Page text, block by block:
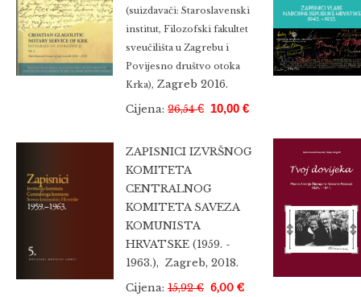
(suizdavači: Staroslavenski
institut, Filozofski fakultet
sveučilišta u Zagrebu i
Povijesno društvo otoka
Krka), Zagreb 2016.
Cijena: 26,54€ 10,00 €
ZAPISNICI IZVRŠNOG
KOMITETA
CENTRALNOG
KOMITETA SAVEZA
KOMUNISTA
HRVATSKE (1959. -
1963.), Zagreb, 2018.
Cijena: 15,92 € 6,00 €